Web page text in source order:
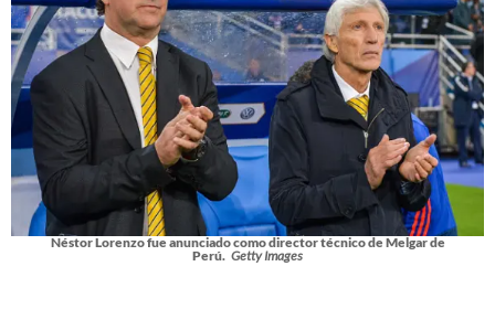
Néstor Lorenzo fue anunciado como director técnico de Melgar de
Perú. Getty Images